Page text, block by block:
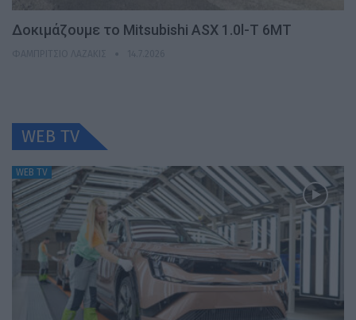
Δοκιμάζουμε το Mitsubishi ASX 1.0l-T 6MT
WEB TV
WEB TV